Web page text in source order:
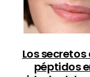
Los secretos
péptidos